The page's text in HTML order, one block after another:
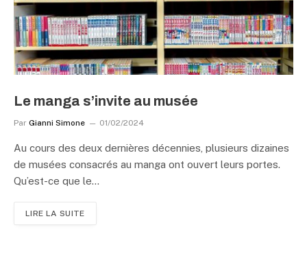
Le manga s’invite au musée
Par Gianni Simone 01/02/2024
Au cours des deux dernières décennies, plusieurs dizaines
de musées consacrés au manga ont ouvert leurs portes.
Qu’est-ce que le…
LIRE LA SUITE